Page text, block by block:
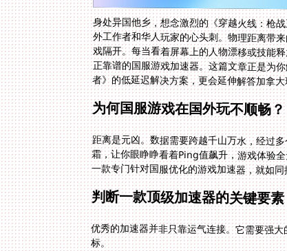
身处异国他乡，想念激烈的《穿越火线：枪
外工作者和华人玩家的心头刺。物理距离带
戏隔开。每当看着屏幕上的人物漂移或技能
正靠谱的国服游戏加速器。这篇文章正是
者》的低延迟解决方案，更会延伸解答加拿
为何国服游戏在国外玩不顺畅？
距离是元凶。数据需要跨越千山万水，经过
霜，让你眼睁睁看着Ping值飙升，游戏体验
一款专门针对国服优化的游戏加速器，就如
判断一款顶级加速器的关键要素
优秀的加速器并非只靠运气连接。它需要强
标。